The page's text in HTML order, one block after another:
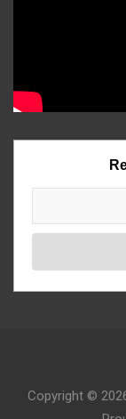
Copyright ©